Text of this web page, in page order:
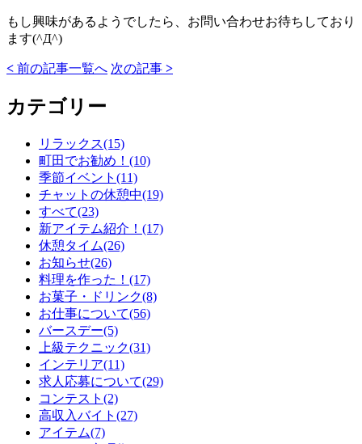
もし興味があるようでしたら、お問い合わせお待ちしており
ます(^Д^)
< 前の記事一覧へ 次の記事 >
カテゴリー
リラックス(15)
町田でお勧め！(10)
季節イベント(11)
チャットの休憩中(19)
すべて(23)
新アイテム紹介！(17)
休憩タイム(26)
お知らせ(26)
料理を作った！(17)
お菓子・ドリンク(8)
お仕事について(56)
バースデー(5)
上級テクニック(31)
インテリア(11)
求人応募について(29)
コンテスト(2)
高収入バイト(27)
アイテム(7)